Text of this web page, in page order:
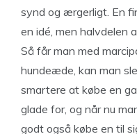
synd og ærgerligt. En
en idé, men halvdelen
Så får man med
hundeæde, kan man
smartere at købe en
glade for, og når nu
godt også købe en til